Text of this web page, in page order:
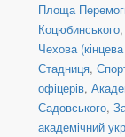
Площа
Коцюбинського,
Чехова
Стадниця,
офіцерів,
Садовського,
академічний